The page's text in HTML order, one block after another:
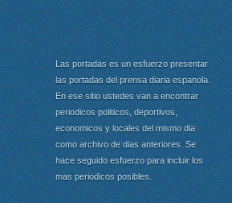
Las portadas es un esfuerzo presentar
las portadas del prensa diaria espanola.
En ese sitio ustedes van a encontrar
periodicos politicos, deportivos,
economicos y locales del mismo dia
como archivo de dias anteriores. Se
hace seguido esfuerzo para incluir los
mas periodicos posibles.